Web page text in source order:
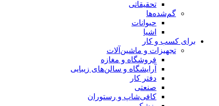
تحقیقاتی
گم‌شده‌ها
حیوانات
اشیا
برای کسب و کار
تجهیزات و ماشین‌آلات
فروشگاه و مغازه
آرایشگاه و سالن‌های زیبایی
دفتر کار
صنعتی
کافی‌شاپ و رستوران